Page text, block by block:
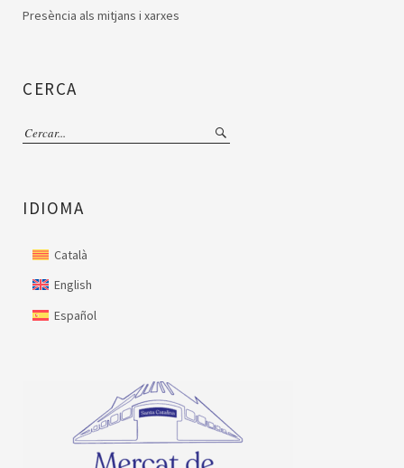
Presència als mitjans i xarxes
CERCA
IDIOMA
Català
English
Español